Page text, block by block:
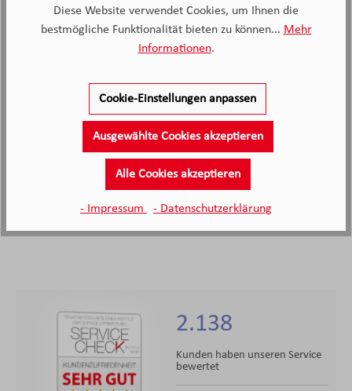
WMF Gourmet Zitruspresse, Ø 13 cm
Regulärer Preis:
Verkaufspreis:
43,99€
Hersteller Informationen
2.138
Kunden haben unseren Service
bewertet
Diese Website verwendet Cookies, um Ihnen die
bestmögliche Funktionalität bieten zu können... Mehr
Informationen.
Cookie-Einstellungen anpassen
Ausgewählte Cookies akzeptieren
Alle Cookies akzeptieren
- Impressum - Datenschutzerklärung